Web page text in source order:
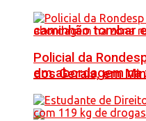
caminhão tombar
dos Gerais, em
Policial da
em abordagem na